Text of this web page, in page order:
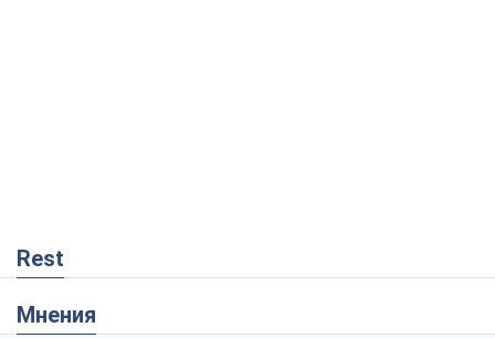
Rest
Мнения